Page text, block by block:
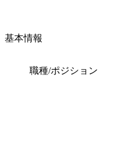
基本情報
職種/ポジション